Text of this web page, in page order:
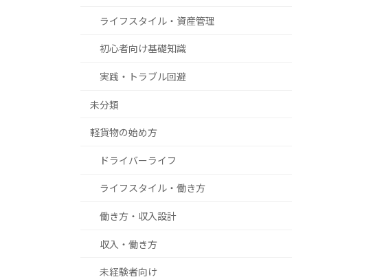
ライフスタイル・資産管理
初心者向け基礎知識
実践・トラブル回避
未分類
軽貨物の始め方
ドライバーライフ
ライフスタイル・働き方
働き方・収入設計
収入・働き方
未経験者向け